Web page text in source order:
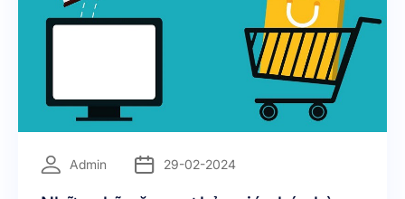
Admin 29-02-2024